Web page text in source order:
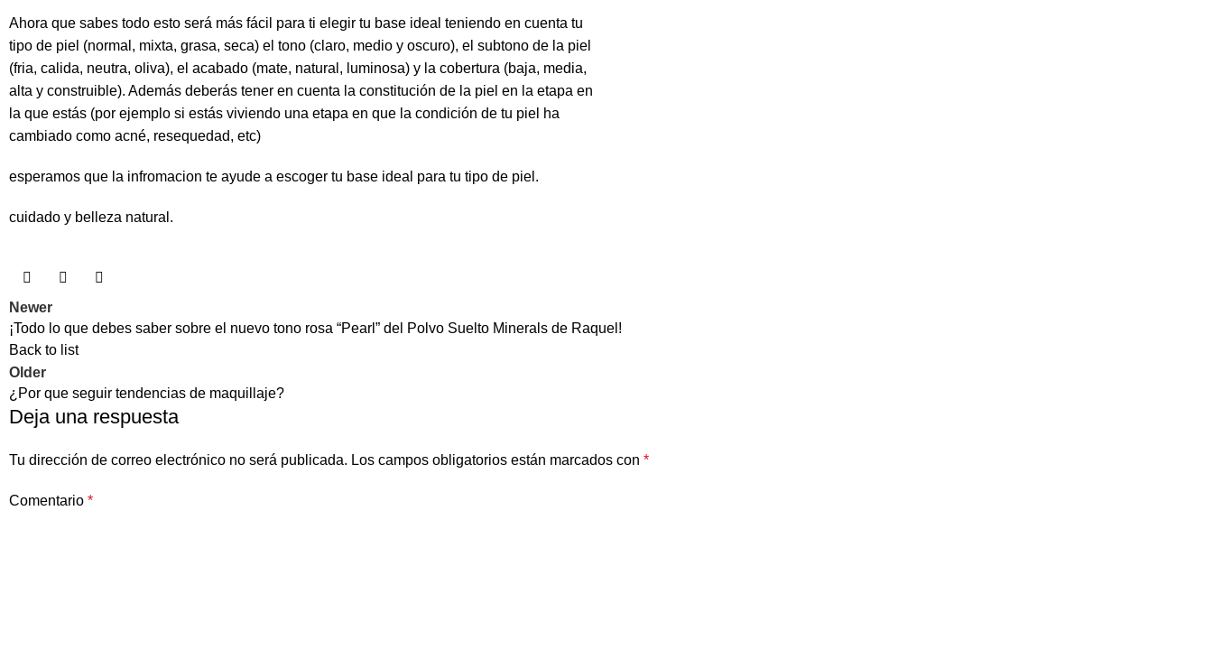
Ahora que sabes todo esto será más fácil para ti elegir tu base ideal teniendo en cuenta tu
tipo de piel (normal, mixta, grasa, seca) el tono (claro, medio y oscuro), el subtono de la piel
(fria, calida, neutra, oliva), el acabado (mate, natural, luminosa) y la cobertura (baja, media,
alta y construible). Además deberás tener en cuenta la constitución de la piel en la etapa en
la que estás (por ejemplo si estás viviendo una etapa en que la condición de tu piel ha
cambiado como acné, resequedad, etc)
esperamos que la infromacion te ayude a escoger tu base ideal para tu tipo de piel .
cuidado y belleza natural.
Newer
¡Todo lo que debes saber sobre el nuevo tono rosa “Pearl” del Polvo Suelto Minerals de Raquel!
Back to list
Older
¿Por que seguir tendencias de maquillaje?
Deja una respuesta
Tu dirección de correo electrónico no será publicada. Los campos obligatorios están marcados con *
Comentario *